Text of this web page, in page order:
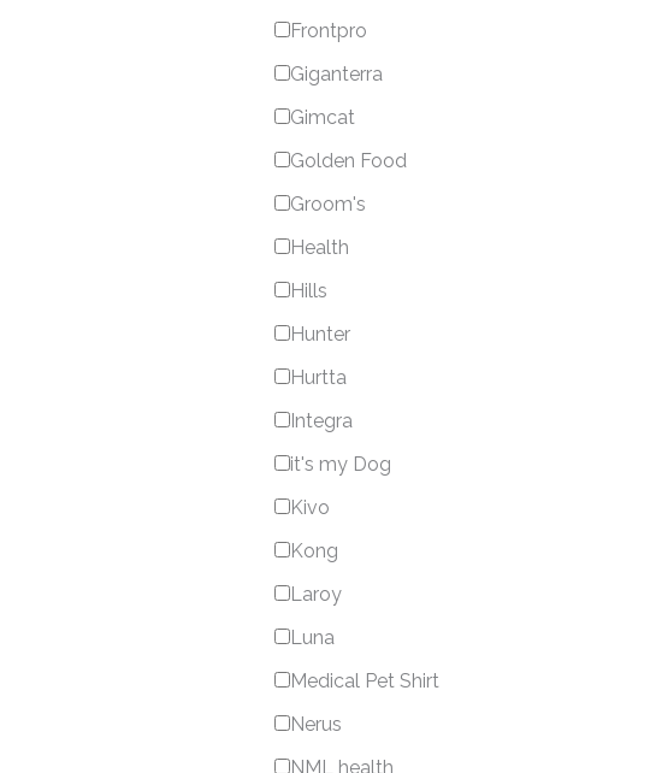
Frontpro
Giganterra
Gimcat
Golden Food
Groom's
Health
Hills
Hunter
Hurtta
Integra
it's my Dog
Kivo
Kong
Laroy
Luna
Medical Pet Shirt
Nerus
NML health